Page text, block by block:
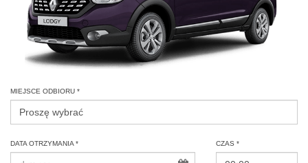
MIEJSCE ODBIORU *
DATA OTRZYMANIA * CZAS *